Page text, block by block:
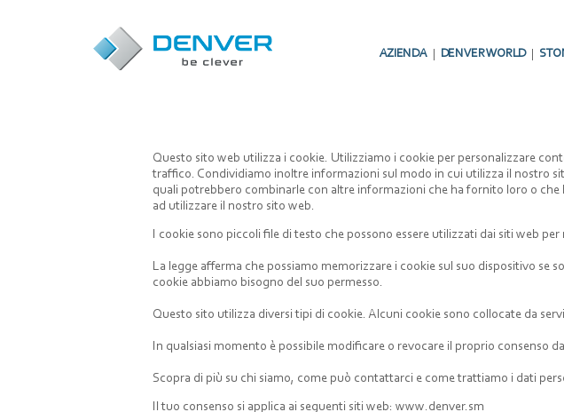
AZIENDA DENVER WORLD
Questo sito web utilizza i cookie. Utilizziamo i cookie per personalizzare
traffico. Condividiamo inoltre informazioni sul modo in cui utilizza il nostro
quali potrebbero combinarle con altre informazioni che ha fornito loro o
ad utilizzare il nostro sito web.
I cookie sono piccoli file di testo che possono essere utilizzati dai siti web
La legge afferma che possiamo memorizzare i cookie sul suo dispositivo
cookie abbiamo bisogno del suo permesso.
Questo sito utilizza diversi tipi di cookie. Alcuni cookie sono collocate da
In qualsiasi momento è possibile modificare o revocare il proprio consenso
Scopra di più su chi siamo, come può contattarci e come trattiamo i dati
Il tuo consenso si applica ai seguenti siti web: www.denver.sm